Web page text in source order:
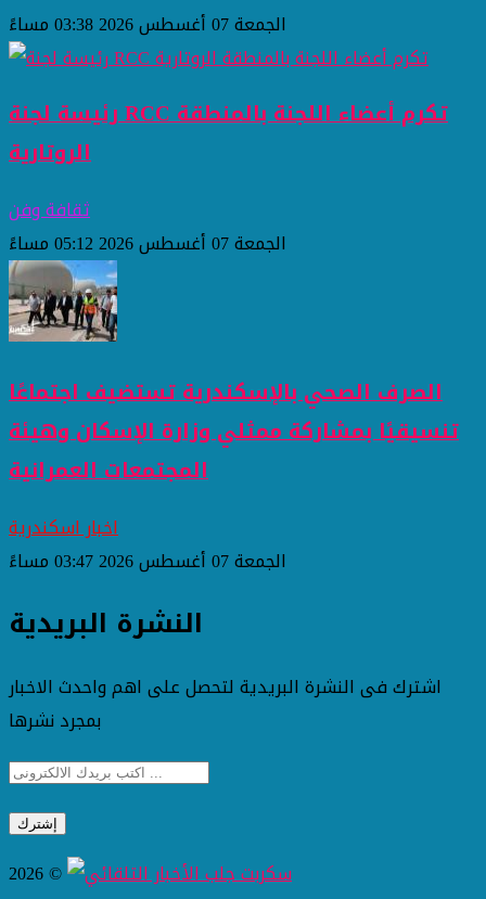
الجمعة 07 أغسطس 2026 03:38 مساءً
رئيسة لجنة RCC تكرم أعضاء اللجنة بالمنطقة
الروتارية
ثقافة وفن
الجمعة 07 أغسطس 2026 05:12 مساءً
الصرف الصحي بالإسكندرية تستضيف اجتماعًا
تنسيقيًا بمشاركة ممثلي وزارة الإسكان وهيئة
المجتمعات العمرانية
اخبار اسكندرية
الجمعة 07 أغسطس 2026 03:47 مساءً
النشرة البريدية
اشترك فى النشرة البريدية لتحصل على اهم واحدث الاخبار
بمجرد نشرها
2026 ©